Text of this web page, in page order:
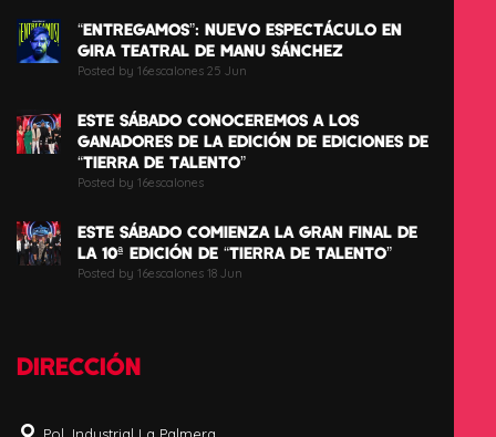
“ENTREGAMOS”: NUEVO ESPECTÁCULO EN
GIRA TEATRAL DE MANU SÁNCHEZ
Posted by 16escalones 25 Jun
ESTE SÁBADO CONOCEREMOS A LOS
GANADORES DE LA EDICIÓN DE EDICIONES DE
“TIERRA DE TALENTO”
Posted by 16escalones
ESTE SÁBADO COMIENZA LA GRAN FINAL DE
LA 10ª EDICIÓN DE “TIERRA DE TALENTO”
Posted by 16escalones 18 Jun
DIRECCIÓN